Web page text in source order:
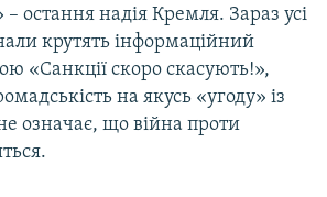
остання надія Кремля. Зараз усі
крутять інформаційний
«Санкції скоро скасують!»,
на якусь «угоду» із
означає, що війна проти